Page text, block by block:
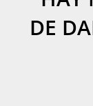
DE